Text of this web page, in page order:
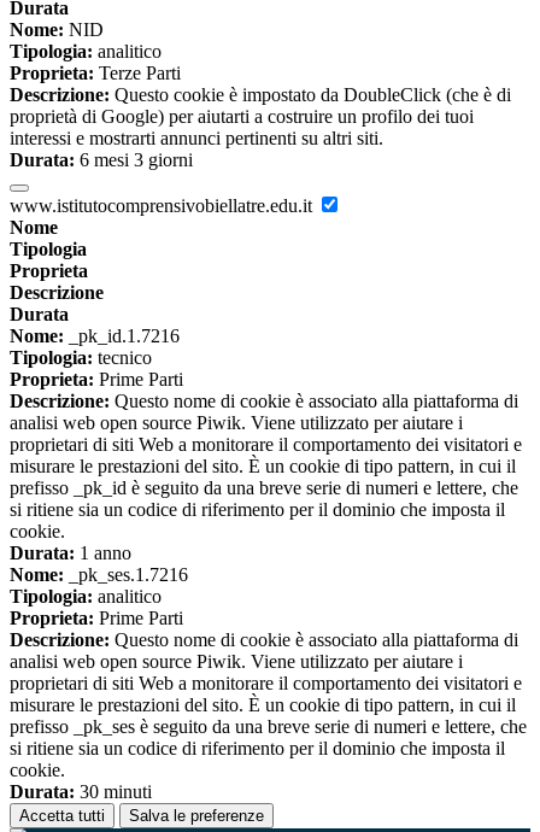
Durata
Nome: NID
Tipologia: analitico
Proprieta: Terze Parti
Descrizione: Questo cookie è impostato da DoubleClick (che è di
proprietà di Google) per aiutarti a costruire un profilo dei tuoi
interessi e mostrarti annunci pertinenti su altri siti.
Durata: 6 mesi 3 giorni
www.istitutocomprensivobiellatre.edu.it
Nome
Tipologia
Proprieta
Descrizione
Durata
Nome: _pk_id.1.7216
Tipologia: tecnico
Proprieta: Prime Parti
Descrizione: Questo nome di cookie è associato alla piattaforma di
analisi web open source Piwik. Viene utilizzato per aiutare i
proprietari di siti Web a monitorare il comportamento dei visitatori e
misurare le prestazioni del sito. È un cookie di tipo pattern, in cui il
prefisso _pk_id è seguito da una breve serie di numeri e lettere, che
si ritiene sia un codice di riferimento per il dominio che imposta il
cookie.
Durata: 1 anno
Nome: _pk_ses.1.7216
Tipologia: analitico
Proprieta: Prime Parti
Descrizione: Questo nome di cookie è associato alla piattaforma di
analisi web open source Piwik. Viene utilizzato per aiutare i
proprietari di siti Web a monitorare il comportamento dei visitatori e
misurare le prestazioni del sito. È un cookie di tipo pattern, in cui il
prefisso _pk_ses è seguito da una breve serie di numeri e lettere, che
si ritiene sia un codice di riferimento per il dominio che imposta il
cookie.
Durata: 30 minuti
Accetta tutti Salva le preferenze